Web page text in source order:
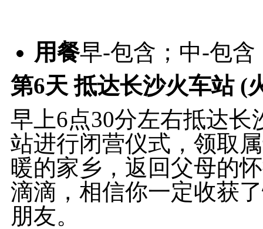
用餐早-包含；中-包
第6天 抵达长沙火车站 (
早上6点30分左右抵达
站进行闭营仪式，领取
暖的家乡，返回父母的
滴滴，相信你一定收获
朋友。